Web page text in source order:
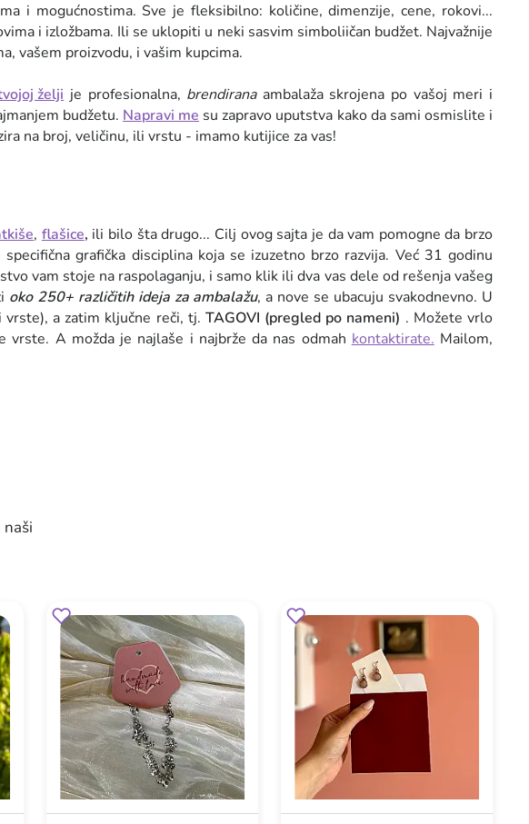
i mogućnostima. Sve je fleksibilno: količine, dimenzije, cene, rokovi...
i izložbama. Ili se uklopiti u neki sasvim simboliičan budžet. Najvažnije
vašem proizvodu, i vašim kupcima.
željije profesionalna, brendirana ambalaža skrojena po vašoj meri i
budžetu.Napravi me su zapravo uputstva kako da sami osmislite i
na broj, veličinu, ili vrstu - imamo kutijice za vas!
,flašice, ili bilo šta drugo... Cilj ovog sajta je da vam pomogne da brzo
grafička disciplina koja se izuzetno brzo razvija. Već 31 godinu
vam stoje na raspolaganju, i samo klik ili dva vas dele od rešenja vašeg
oko 250+ različitih ideja za ambalažu, a nove se ubacuju svakodnevno. U
a zatim ključne reči, tj. TAGOVI (pregled po nameni) . Možete vrlo
vrste. A možda je najlaše i najbrže da nas odmahkontaktirate.Mailom,